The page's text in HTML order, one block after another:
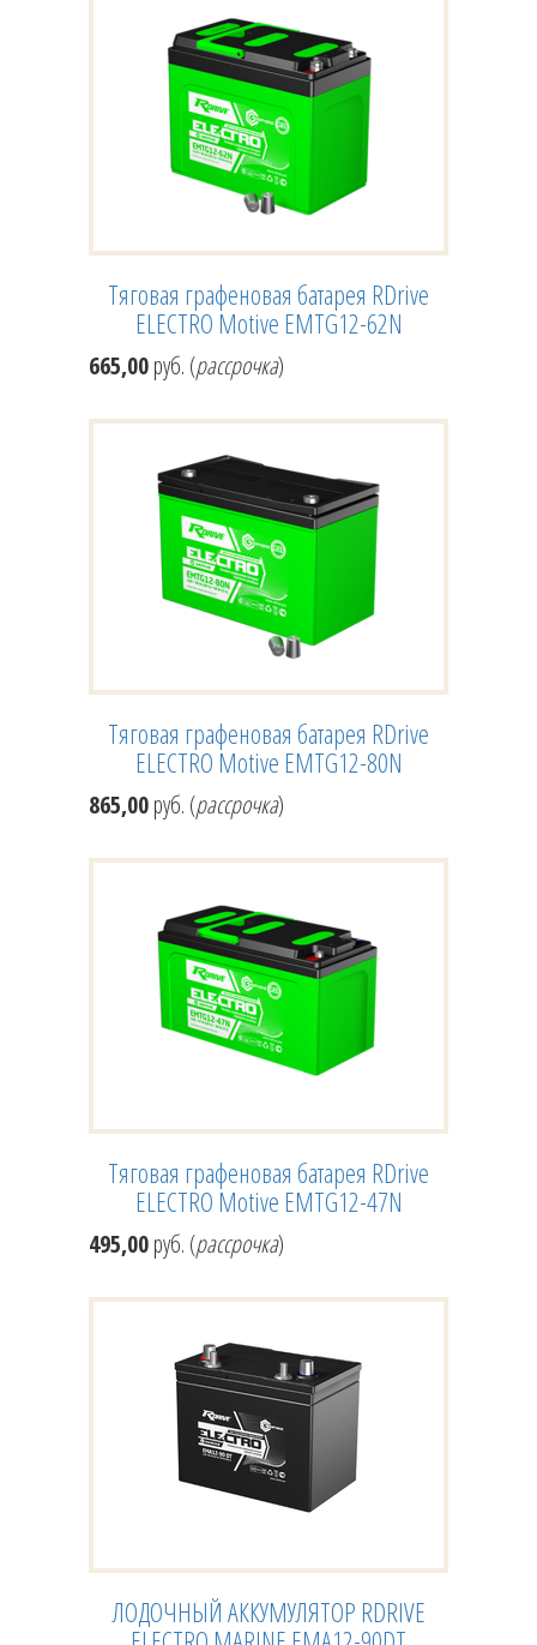
Тяговая графеновая батарея RDrive
ELECTRO Motive EMTG12-62N
665,00руб. (рассрочка)
Тяговая графеновая батарея RDrive
ELECTRO Motive EMTG12-80N
865,00руб. (рассрочка)
Тяговая графеновая батарея RDrive
ELECTRO Motive EMTG12-47N
495,00руб. (рассрочка)
ЛОДОЧНЫЙ АККУМУЛЯТОР RDRIVE